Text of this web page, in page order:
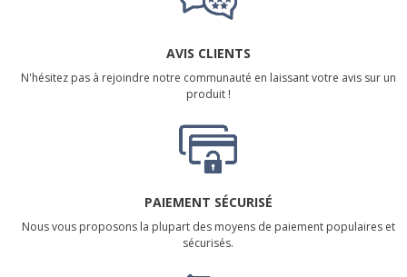
AVIS CLIENTS
N'hésitez pas à rejoindre notre communauté en laissant votre avis sur un
produit !
PAIEMENT SÉCURISÉ
Nous vous proposons la plupart des moyens de paiement populaires et
sécurisés.